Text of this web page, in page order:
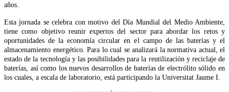
años.
Esta jornada se celebra con motivo del Día Mundial del Medio Ambiente,
tiene como objetivo reunir expertos del sector para abordar los retos y
oportunidades de la economía circular en el campo de las baterías y el
almacenamiento energético. Para lo cual se analizará la normativa actual, el
estado de la tecnología y las posibilidades para la reutilización y reciclaje de
baterías, así como los nuevos desarrollos de baterías de electrólito sólido en
los cuales, a escala de laboratorio, está participando la Universitat Jaume I.